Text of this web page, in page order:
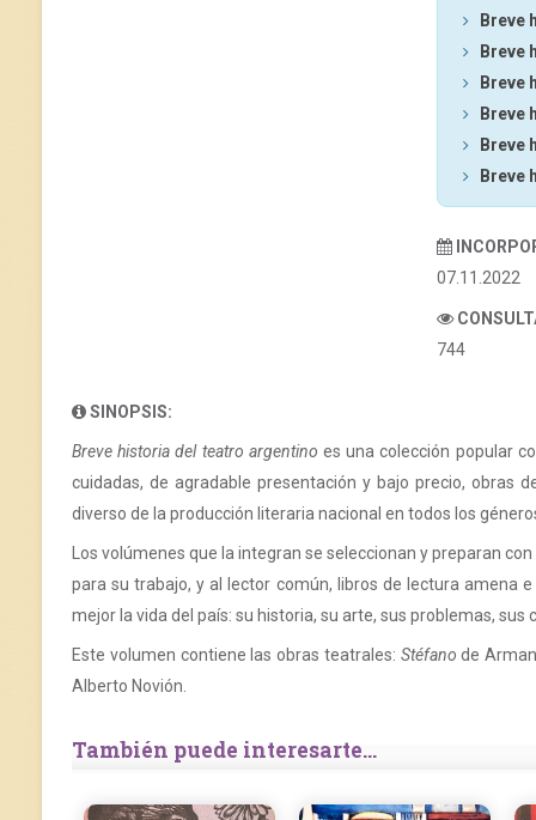
Breve
Breve
Breve
Breve
Breve
Breve
07.11.2022
744
SINOPSIS:
Breve historia del teatro argentino es una colección popular
cuidadas, de agradable presentación y bajo precio, obras
diverso de la producción literaria nacional en todos los
Los volúmenes que la integran se seleccionan y preparan
para su trabajo, y al lector común, libros de lectura amena
mejor la vida del país: su historia, su arte, sus problemas, sus
Este volumen contiene las obras teatrales: Stéfano de
Alberto Novión.
También puede interesarte...